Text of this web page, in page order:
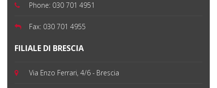
Phone: 030 701 4951
Fax: 030 701 4955
FILIALE DI BRESCIA
Via Enzo Ferrari, 4/6 - Brescia